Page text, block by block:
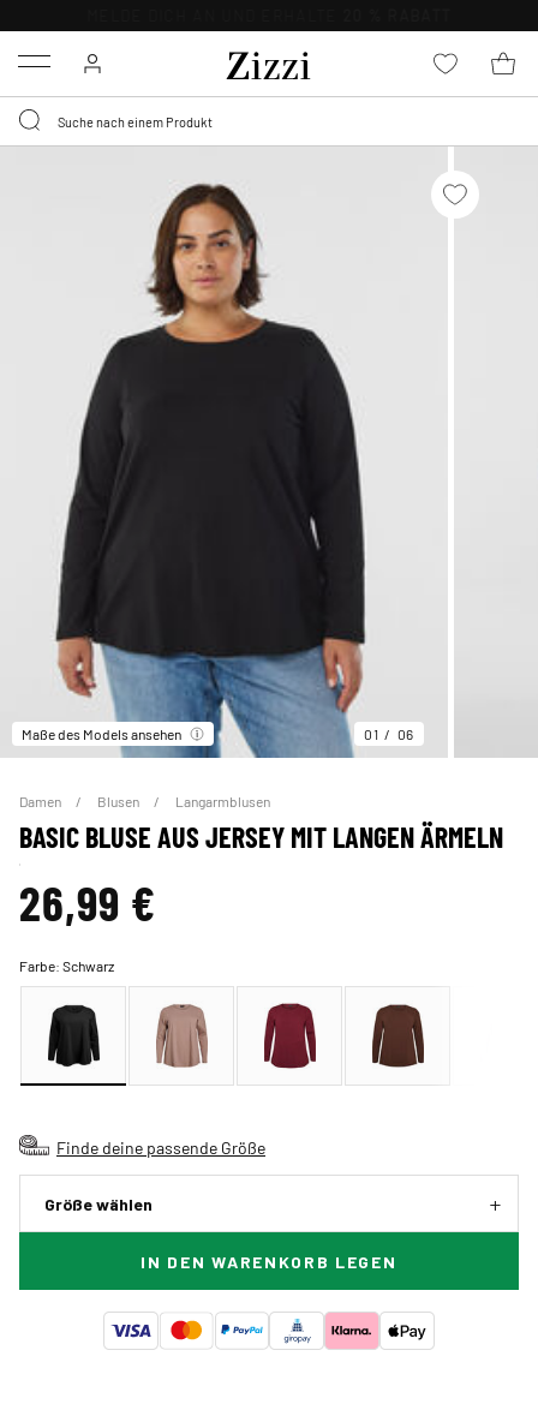
Menu
Maße des Models ansehen 01 06
Damen Blusen Langarmblusen
BASIC BLUSE AUS JERSEY MIT LANGEN ÄRMELN
26,99 €
Farbe:Schwarz
Finde deine passende Größe
Größe wählen
IN DEN WARENKORB LEGEN